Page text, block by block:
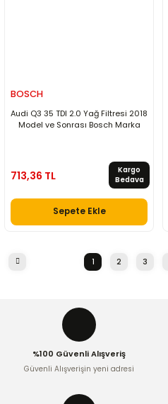
BOSCH
Audi Q3 35 TDI 2.0 Yağ Filtresi 2018
Model ve Sonrası Bosch Marka
713,36 TL
Kargo
Bedava
Sepete Ekle
1 2 3
%100 Güvenli Alışveriş
Güvenli Alışverişin yeni adresi